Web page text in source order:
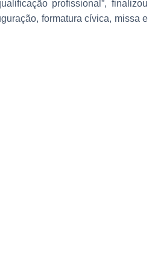
profissional”, finalizou
formatura cívica, missa e